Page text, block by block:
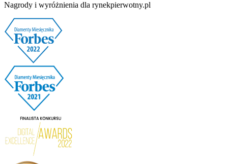
Nagrody i wyróżnienia dla rynekpierwotny.pl